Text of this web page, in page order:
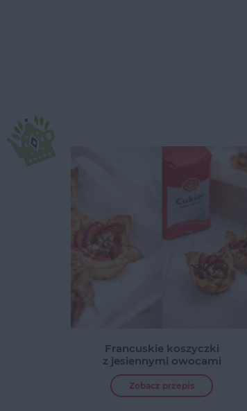
Francuskie koszyczki
z jesiennymi owocami
Zobacz przepis